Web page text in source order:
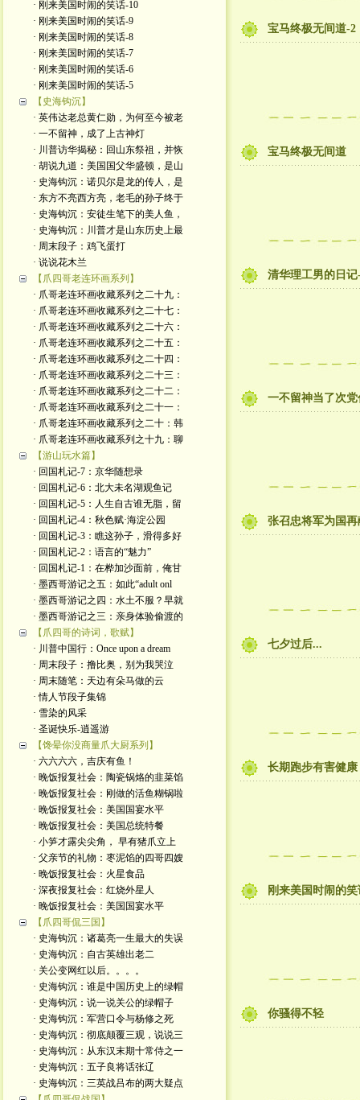
· 刚来美国时闹的笑话-10
· 刚来美国时闹的笑话-9
· 刚来美国时闹的笑话-8
· 刚来美国时闹的笑话-7
· 刚来美国时闹的笑话-6
· 刚来美国时闹的笑话-5
【史海钩沉】
· 英伟达老总黄仁勋，为何至今被老
· 一不留神，成了上古神灯
· 川普访华揭秘：回山东祭祖，并恢
· 胡说九道：美国国父华盛顿，是山
· 史海钩沉：诺贝尔是龙的传人，是
· 东方不亮西方亮，老毛的孙子终于
· 史海钩沉：安徒生笔下的美人鱼，
· 史海钩沉：川普才是山东历史上最
· 周末段子：鸡飞蛋打
· 说说花木兰
【爪四哥老连环画系列】
· 爪哥老连环画收藏系列之二十九：
· 爪哥老连环画收藏系列之二十七：
· 爪哥老连环画收藏系列之二十六：
· 爪哥老连环画收藏系列之二十五：
· 爪哥老连环画收藏系列之二十四：
· 爪哥老连环画收藏系列之二十三：
· 爪哥老连环画收藏系列之二十二：
· 爪哥老连环画收藏系列之二十一：
· 爪哥老连环画收藏系列之二十：韩
· 爪哥老连环画收藏系列之十九：聊
【游山玩水篇】
· 回国札记-7：京华随想录
· 回国札记-6：北大未名湖观鱼记
· 回国札记-5：人生自古谁无脂，留
· 回国札记-4：秋色赋·海淀公园
· 回国札记-3：瞧这孙子，滑得多好
· 回国札记-2：语言的“魅力”
· 回国札记-1：在桦加沙面前，俺甘
· 墨西哥游记之五：如此“adult onl
· 墨西哥游记之四：水土不服？早就
· 墨西哥游记之三：亲身体验偷渡的
【爪四哥的诗词，歌赋】
· 川普中国行：Once upon a dream
· 周末段子：撸比奥，别为我哭泣
· 周末随笔：天边有朵马做的云
· 情人节段子集锦
· 雪染的风采
· 圣诞快乐-逍遥游
【馋晕你没商量爪大厨系列】
· 六六六六，吉庆有鱼！
· 晚饭报复社会：陶瓷锅烙的韭菜馅
· 晚饭报复社会：刚做的活鱼糊锅啦
· 晚饭报复社会：美国国宴水平
· 晚饭报复社会：美国总统特餐
· 小笋才露尖尖角， 早有猪爪立上
· 父亲节的礼物：枣泥馅的四哥四嫂
· 晚饭报复社会：火星食品
· 深夜报复社会：红烧外星人
· 晚饭报复社会：美国国宴水平
【爪四哥侃三国】
· 史海钩沉：诸葛亮一生最大的失误
· 史海钩沉：自古英雄出老二
· 关公变网红以后。。。。
· 史海钩沉：谁是中国历史上的绿帽
· 史海钩沉：说一说关公的绿帽子
· 史海钩沉：军营口令与杨修之死
· 史海钩沉：彻底颠覆三观，说说三
· 史海钩沉：从东汉末期十常侍之一
· 史海钩沉：五子良将话张辽
· 史海钩沉：三英战吕布的两大疑点
宝马终极无间道-2
宝马终极无间道
清华理工男的日记
一不留神当了次党
张召忠将军为国
七夕过后...
长期跑步有害健康
刚来美国时闹的笑
你骚得不轻